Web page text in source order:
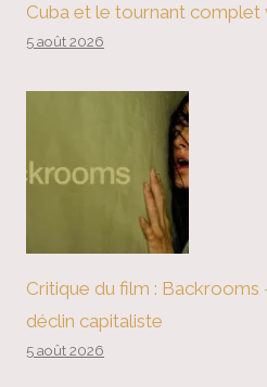
Cuba et le tournant complet
5 août 2026
Critique du film : Backrooms
déclin capitaliste
5 août 2026